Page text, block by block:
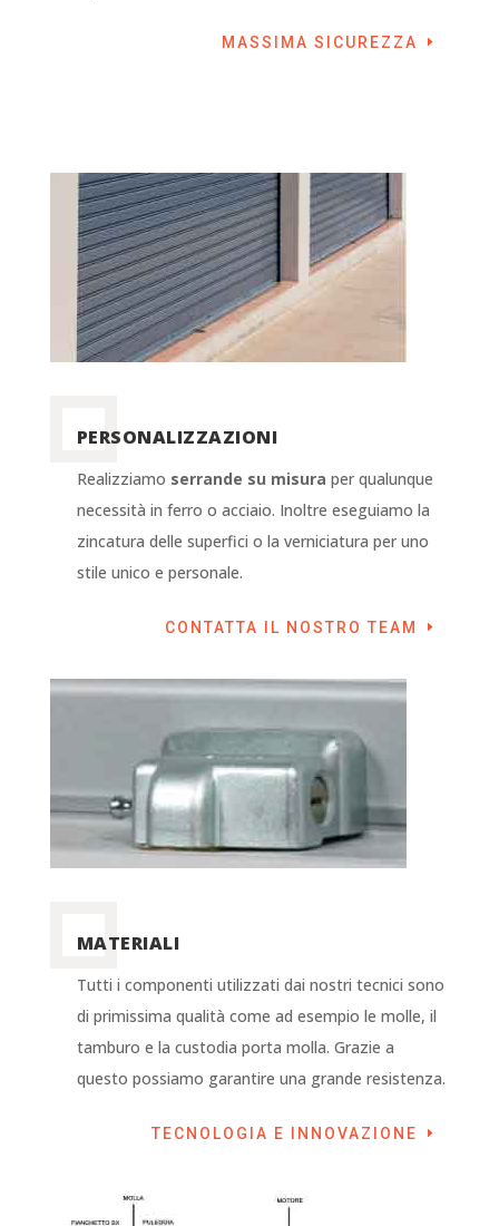
MASSIMA SICUREZZA
PERSONALIZZAZIONI
Realizziamo serrande su misura per qualunque
necessità in ferro o acciaio. Inoltre eseguiamo la
zincatura delle superfici o la verniciatura per uno
stile unico e personale.
CONTATTA IL NOSTRO TEAM
MATERIALI
Tutti i componenti utilizzati dai nostri tecnici sono
di primissima qualità come ad esempio le molle, il
tamburo e la custodia porta molla. Grazie a
questo possiamo garantire una grande resistenza.
TECNOLOGIA E INNOVAZIONE